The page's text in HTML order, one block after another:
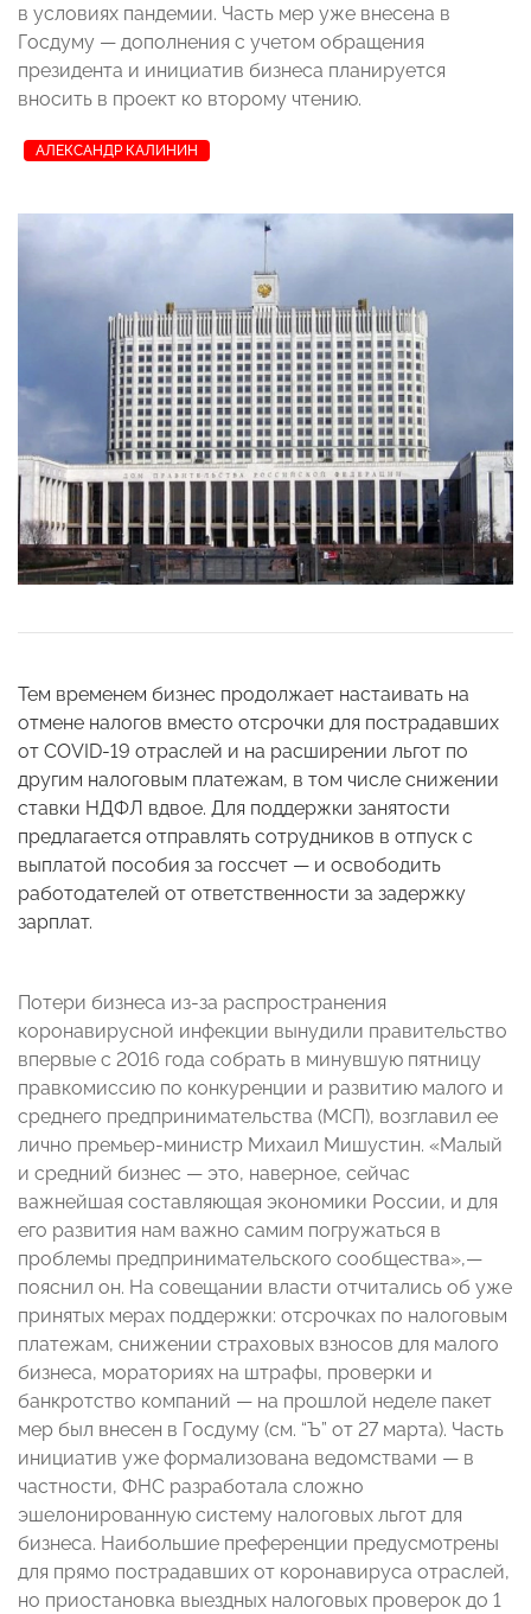
в условиях пандемии. Часть мер уже внесена в
Госдуму — дополнения с учетом обращения
президента и инициатив бизнеса планируется
вносить в проект ко второму чтению.
АЛЕКСАНДР КАЛИНИН
Тем временем бизнес продолжает настаивать на
отмене налогов вместо отсрочки для пострадавших
от COVID-19 отраслей и на расширении льгот по
другим налоговым платежам, в том числе снижении
ставки НДФЛ вдвое. Для поддержки занятости
предлагается отправлять сотрудников в отпуск с
выплатой пособия за госсчет — и освободить
работодателей от ответственности за задержку
зарплат.
Потери бизнеса из-за распространения
коронавирусной инфекции вынудили правительство
впервые с 2016 года собрать в минувшую пятницу
правкомиссию по конкуренции и развитию малого и
среднего предпринимательства (МСП), возглавил ее
лично премьер-министр Михаил Мишустин. «Малый
и средний бизнес — это, наверное, сейчас
важнейшая составляющая экономики России, и для
его развития нам важно самим погружаться в
проблемы предпринимательского сообщества»,—
пояснил он. На совещании власти отчитались об уже
принятых мерах поддержки: отсрочках по налоговым
платежам, снижении страховых взносов для малого
бизнеса, мораториях на штрафы, проверки и
банкротство компаний — на прошлой неделе пакет
мер был внесен в Госдуму (см. “Ъ” от 27 марта). Часть
инициатив уже формализована ведомствами — в
частности, ФНС разработала сложно
эшелонированную систему налоговых льгот для
бизнеса. Наибольшие преференции предусмотрены
для прямо пострадавших от коронавируса отраслей,
но приостановка выездных налоговых проверок до 1